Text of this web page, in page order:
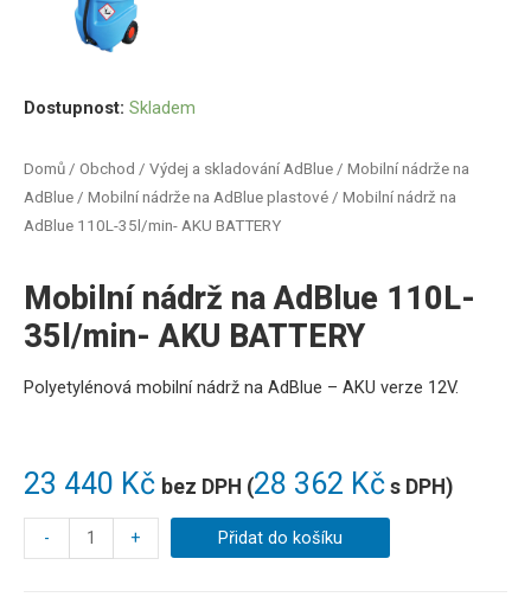
Domů / Obchod / Výdej a skladování AdBlue / Mobilní nádrže na
AdBlue / Mobilní nádrže na AdBlue plastové / Mobilní nádrž na
AdBlue 110L-35l/min- AKU BATTERY
Mobilní nádrž na AdBlue 110L-
35l/min- AKU BATTERY
23 440 Kč bez DPH (28 362 Kč s DPH)
Polyetylénová mobilní nádrž na AdBlue – AKU verze 12V.
Dostupnost: Skladem
- + Přidat do košíku